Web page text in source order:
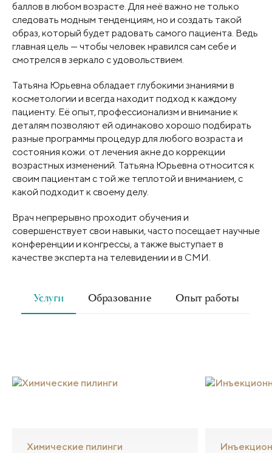
баллов в любом возрасте. Для неё важно не только
следовать модным тенденциям, но и создать такой
образ, который будет радовать самого пациента. Ведь
главная цель — чтобы человек нравился сам себе и
смотрелся в зеркало с удовольствием.
Татьяна Юрьевна обладает глубокими знаниями в
косметологии и всегда находит подход к каждому
пациенту. Её опыт, профессионализм и внимание к
деталям позволяют ей одинаково хорошо подбирать
разные программы процедур для любого возраста и
состояния кожи: от лечения акне до коррекции
возрастных изменений. Татьяна Юрьевна относится к
своим пациентам с той же теплотой и вниманием, с
какой подходит к своему делу.
Врач непрерывно проходит обучения и
совершенствует свои навыки, часто посещает научные
конференции и конгрессы, а также выступает в
качестве эксперта на телевидении и в СМИ.
Услуги Образование Опыт работы
Химические пилинги